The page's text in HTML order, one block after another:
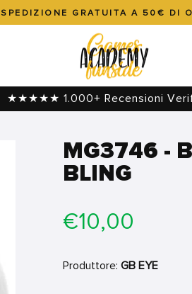
in
pausa
SPEDIZIONE GRATUITA A 50€ DI
★★★★★ 1.000+ Recensioni
MG3746 -
BLING
Prezzo
di
€10,00
Produttore:GB EYE